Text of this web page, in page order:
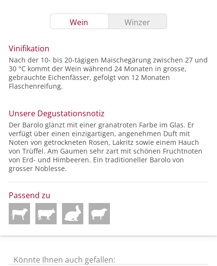
Wein Winzer
Vinifikation
Nach der 10- bis 20-tägigen Maischegärung zwischen 27 und
30 °C kommt der Wein während 24 Monaten in grosse,
gebrauchte Eichenfässer, gefolgt von 12 Monaten
Flaschenreifung.
Unsere Degustationsnotiz
Der Barolo glänzt mit einer granatroten Farbe im Glas. Er
verfügt über einen einzigartigen, angenehmen Duft mit
Noten von getrockneten Rosen, Lakritz sowie einem Hauch
von Trüffel. Am Gaumen sehr zart mit schönen Fruchtnoten
von Erd- und Himbeeren. Ein traditioneller Barolo von
grosser Noblesse.
Passend zu
Könnte Ihnen auch gefallen: